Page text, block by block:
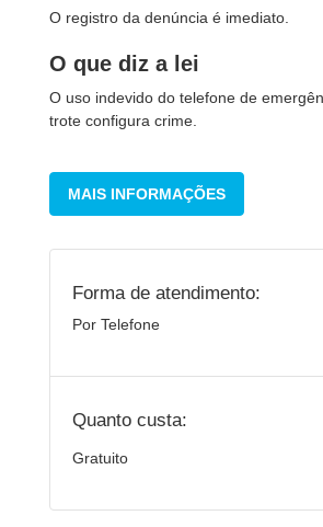
O registro da denúncia é imediato.
O que diz a lei
O uso indevido do telefone de
trote configura crime.
MAIS INFORMAÇÕES
Forma de atendimento:
Por Telefone
Quanto custa:
Gratuito